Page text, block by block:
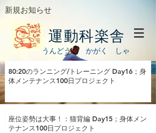
新規お知らせ
運動科楽舎
うんどう かがく しゃ
80:20のランニング/トレーニング Day16；身
体メンテナンス100日プロジェクト
座位姿勢は大事！：猫背編 Day15；身体メン
テナンス100日プロジェクト